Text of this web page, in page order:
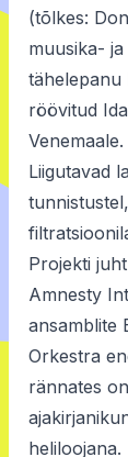
(tõlkes:
muusika-
tähelepanu
röövitud
Venemaale.
Liigutavad
Projekti
Amnesty
ansamblite
Orkestra
rännates
heliloojana.